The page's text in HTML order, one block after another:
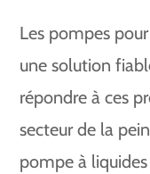
Les pompes
une solution
répondre à ces
secteur de la
pompe à